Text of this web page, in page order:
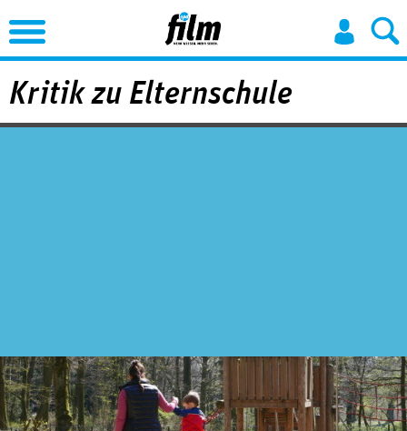
Jump to Navigation
Kritik zu Elternschule